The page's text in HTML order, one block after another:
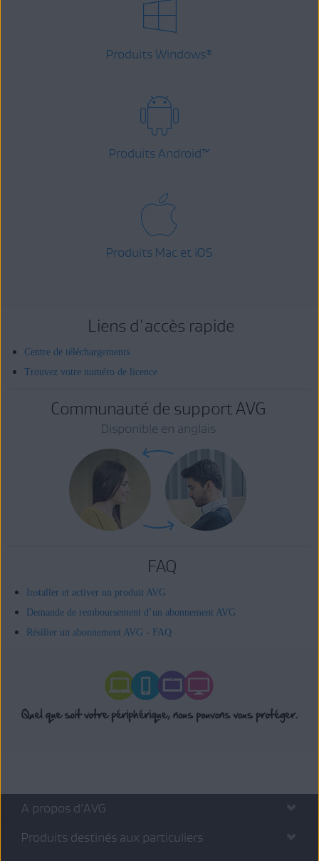
Produits Windows®
Produits Android™
Produits Mac et iOS
Liens d'accès rapide
Centre de téléchargements
Trouvez votre numéro de licence
Communauté de support AVG
Disponible en anglais
FAQ
Installer et activer un produit AVG
Demande de remboursement d’un abonnement AVG
Résilier un abonnement AVG - FAQ
A propos d’AVG
Produits destinés aux particuliers